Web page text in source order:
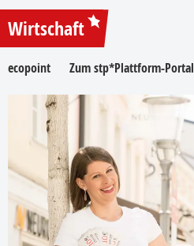
Wirtschaft
ecopoint Zum stp*Plattform-Portal